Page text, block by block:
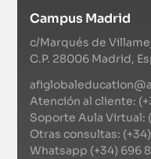
Campus Madrid
c/Marqués de
C.P. 28006 Madrid,
Atención al cliente:
Soporte Aula Virtual:
Otras consultas:
Whatsapp (+34) 696